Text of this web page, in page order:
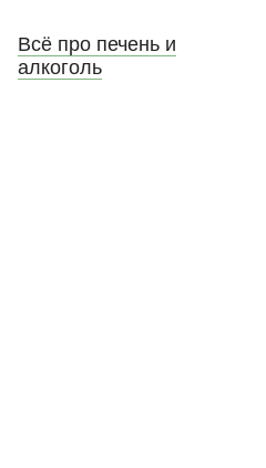
Всё про печень и
алкоголь